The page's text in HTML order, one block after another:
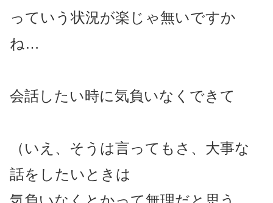
っていう状況が楽じゃ無いですか
ね…
会話したい時に気負いなくできて
（いえ、そうは言ってもさ、大事な
話をしたいときは